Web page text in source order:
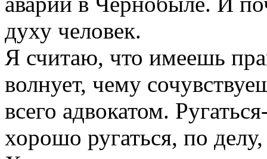
духу человек.
Я считаю, что имеешь
волнует, чему
всего адвокатом.
хорошо ругаться, по